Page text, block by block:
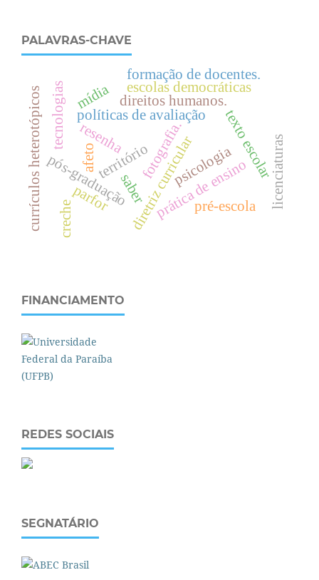
PALAVRAS-CHAVE
resenha
territóriodiretriz curricular
prática de ensino
texto escolar
políticas de avaliação
pós-graduaçãosaber
mídia direitos humanos.
escolas democráticas
licenciaturas
parfor pré-escola
creche
psicologia
formação de docentes.
currículos heterotópicostecnologias fotografia.
afeto
FINANCIAMENTO
REDES SOCIAIS
SEGNATÁRIO